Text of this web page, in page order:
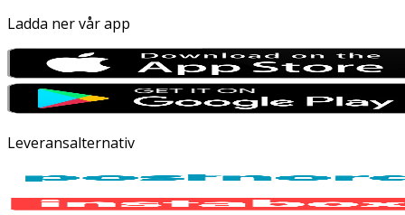
Ladda ner vår app
Leveransalternativ